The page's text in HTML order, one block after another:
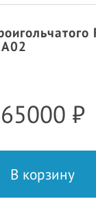
65000 ₽
В корзину